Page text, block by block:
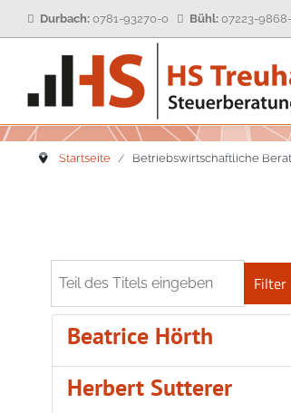
Durbach: 0781-93270-0 Bühl: 07223-
Startseite Betriebswirtschaftliche
Filter
Beatrice Hörth
Herbert Sutterer
Ihre Ansprechpartner
Steuererklärungen
Wirtschaftsprüfung
Digitalisierung
Unternehmen
Informationsbrief